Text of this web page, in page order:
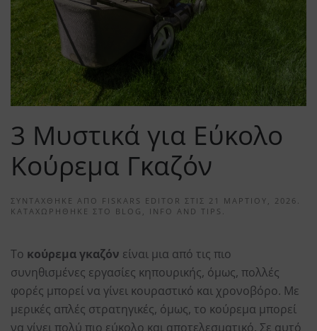
3 Μυστικά για Εύκολο
Κούρεμα Γκαζόν
ΣΥΝΤΆΧΘΗΚΕ ΑΠΌ FISKARS EDITOR ΣΤΙΣ 21 ΜΑΡΤΊΟΥ, 2026
ΚΑΤΑΧΩΡΉΘΗΚΕ ΣΤΟ BLOG INFO AND TIPS
Το κούρεμα γκαζόν είναι μια από τις πιο
συνηθισμένες εργασίες κηπουρικής, όμως, πολλές
φορές μπορεί να γίνει κουραστικό και χρονοβόρο. Με
μερικές απλές στρατηγικές, όμως, το κούρεμα μπορεί
να γίνει πολύ πιο εύκολο και αποτελεσματικό. Σε αυτό